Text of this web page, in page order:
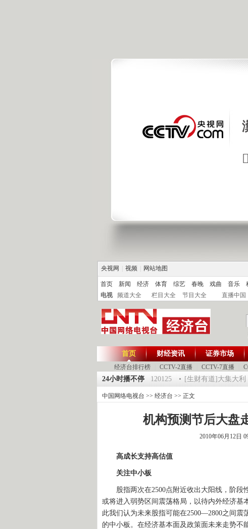
央视网 视频 网站地图
首页 新闻 经济 体育 综艺 春晚 戏曲 音乐
电视
频道大全 栏目大全 节目大全 直播中国
首页
经济台排行榜 CCTV-2直播 CCTV-7直播
财经资讯 证券市场
24小时播不停
《第一时间》 20120125 [生财有道]大集大利 走
中国网络电视台 >> 经济台 >> 正文
机构预测节后大盘
2010年06月12日
高成长支持高估值
关注中小板
股指两次在2500点附近收出大阳线，阶段
或将进入弱势区间震荡格局，以待内外经济基
此我们认为未来股指可能在2500—2800之间
的中小板。在经济基本面及政策面未来走势